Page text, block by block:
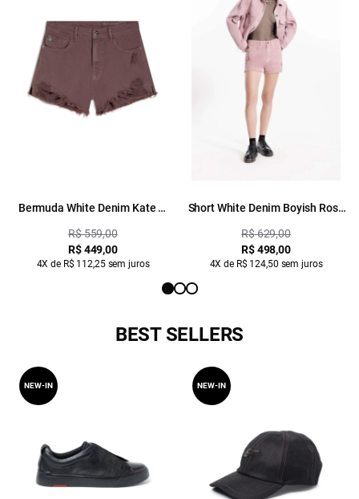
Bermuda White Denim Kate m
R$ 559,00
R$ 449,00
4X de R$ 112,25 sem juros
Short White Denim Boyish Rosa
R$ 629,00
R$ 498,00
4X de R$ 124,50 sem juros
BEST SELLERS
NEW-IN NEW-IN